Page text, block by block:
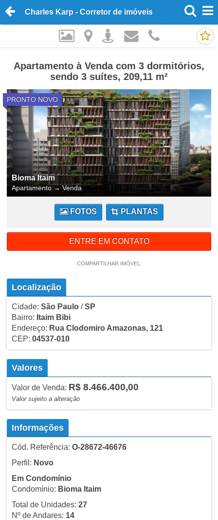
Charles Karp - Corretor de imóveis
Apartamento à Venda com 3 dormitórios,
sendo 3 suítes, 209,11 m²
PRONTO NOVO
Bioma Itaim
Apartamento→Venda
FOTOS PLANTAS
ENTRE EM CONTATO
COMPARTILHAR IMÓVEL:
Localização
Cidade: São Paulo/SP
Bairro: Itaim Bibi
Endereço: Rua Clodomiro Amazonas, 121
CEP: 04537-010
Valores
Valor de Venda: R$ 8.466.400,00
Valor sujeito a alteração
Informações
Cód. Referência: O-28672-46676
Perfil: Novo
Em Condomínio
Condomínio: Bioma Itaim
Total de Unidades: 27
Nº de Andares: 14